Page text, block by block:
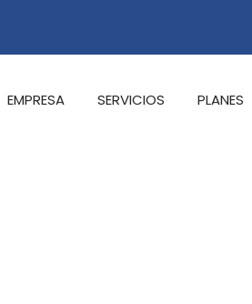
EMPRESA SERVICIOS PLANES